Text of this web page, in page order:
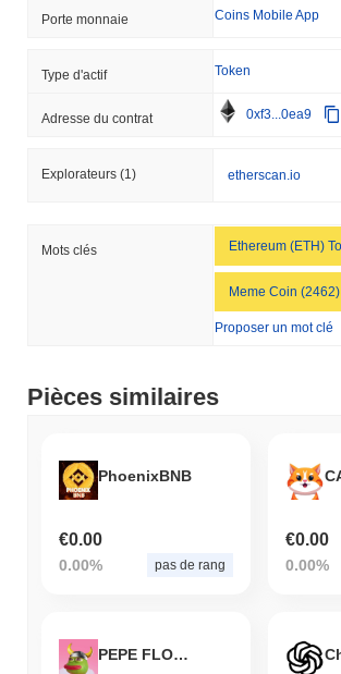
Porte monnaie Coins Mobile App
Type d'actif Token
Adresse du contrat 0xf3...0ea9
Explorateurs (1) etherscan.io
Mots clés Ethereum (ETH)
Meme Coin (2462)
Proposer un mot clé
Pièces similaires
PhoenixBNB
€0.00
0.00% pas de rang
€0.00
0.00%
PEPE FLOKI (BSC)